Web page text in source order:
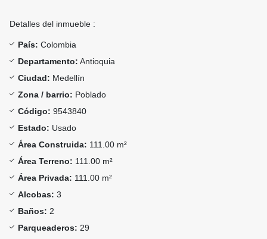
Detalles del inmueble :
País: Colombia
Departamento: Antioquia
Ciudad: Medellín
Zona / barrio: Poblado
Código: 9543840
Estado: Usado
Área Construida: 111.00 m²
Área Terreno: 111.00 m²
Área Privada: 111.00 m²
Alcobas: 3
Baños: 2
Parqueaderos: 29